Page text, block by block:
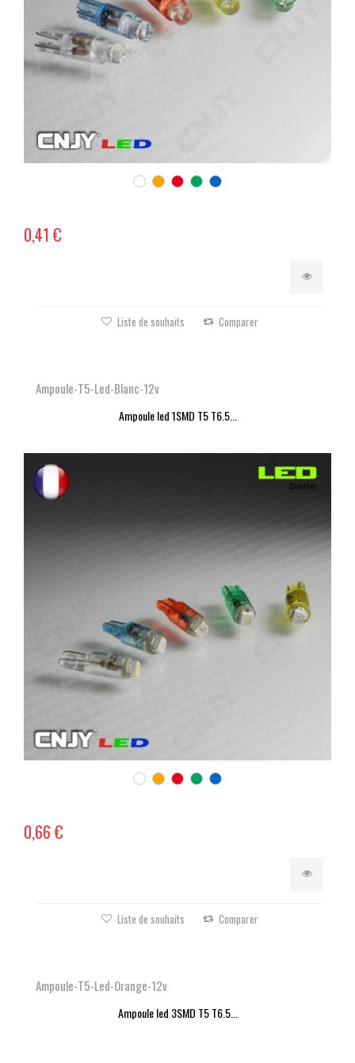
0,41 €
Liste de souhaits Comparer
Ampoule-T5-Led-Blanc-12v
Ampoule led 1SMD T5 T6.5...
0,66 €
Liste de souhaits Comparer
Ampoule-T5-Led-Orange-12v
Ampoule led 3SMD T5 T6.5...